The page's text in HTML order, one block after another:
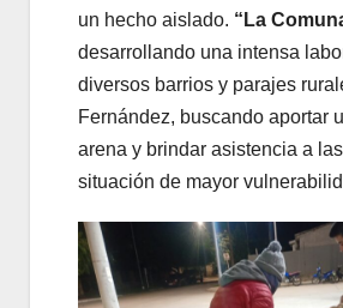
un hecho aislado. “La
desarrollando una intensa
diversos barrios y parajes
Fernández, buscando aportar
arena y brindar asistencia a
situación de mayor